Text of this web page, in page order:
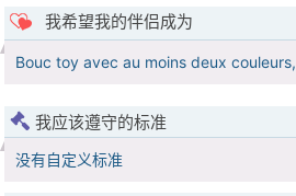
我希望我的伴侣成为
Bouc toy avec au moins deux
我应该遵守的标准
没有自定义标准